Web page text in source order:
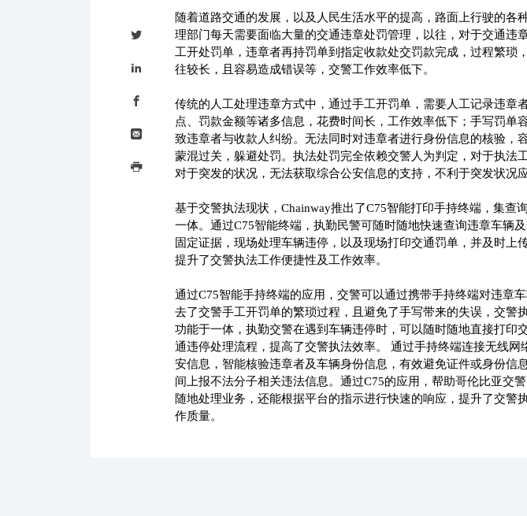
随着道路交通的发展，以及人民生活水平的提高，路面上行驶的各
理部门每天需要面临大量的交通违章处罚管理，以往，对于交通违
工开处罚单，违章者再持罚单到指定收款处交罚款完成，过程繁琐
往较长，且容易造成错误等，交警工作效率低下。
传统的人工处理违章方式中，通过手工开罚单，需要人工记录违章
点、罚款金额等诸多信息，花费时间长，工作效率低下；手写罚单
致违章者与收款人纠纷。无法同时对违章者进行身份信息的核验，
蒙混过关，躲避处罚。执法处罚完全依赖交警人为判定，对于执法
对于突发的状况，无法获取综合公安信息的支持，不利于突发状况
基于交警执法现状，Chainway推出了C75智能打印手持终端，集查
一体。通过C75智能终端，执勤民警可随时随地快速查询违章车辆
固定证据，现场处理车辆违停，以及现场打印交通罚单，并及时上
提升了交警执法工作便捷性及工作效率。
通过C75智能手持终端的应用，交警可以通过携带手持终端对违章
去了交警手工开罚单的繁琐过程，且避免了手写带来的失误，交警
功能于一体，执勤交警在遇到车辆违停时，可以随时随地直接打印
通违停处理流程，提高了交警执法效率。 通过手持终端连接无线网
安信息，智能核验违章者及车辆身份信息，有效避免证件或身份信
间上报不法分子相关违法信息。通过C75的应用，帮助哥伦比亚交
随地处理业务，还能根据平台的指示进行快速的响应，提升了交警
作质量。
Tweet
Facebook